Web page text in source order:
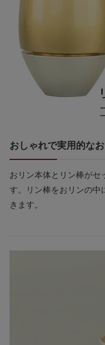
おしゃれで実用的な
おリン本体とリン棒が
す。リン棒をおリンの中
きます。